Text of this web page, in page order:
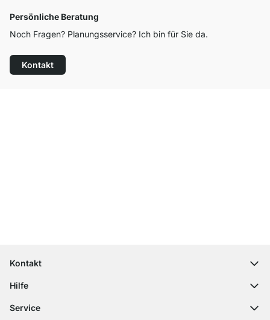
Persönliche Beratung
Noch Fragen? Planungsservice? Ich bin für Sie da.
Kontakt
Kontakt
contact@regalraum.com
Kontaktformular
Hilfe
Häufige Fragen
Service